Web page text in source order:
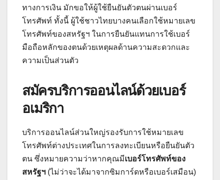
ทางการเงิน มักขอให้ผู้ใช้ยืนยันตัวตนผ่านเบอร์
โทรศัพท์ ทั้งนี้ ผู้ใช้ชาวไทยบางคนเลือกใช้หมายเลข
โทรศัพท์ของสหรัฐฯ ในการยืนยันแทนการใช้เบอร์
มือถือหลักของตนด้วยเหตุผลด้านความสะดวกและ
ความเป็นส่วนตัว
สมัครบริการออนไลน์ด้วยเบอร์
อเมริกา
บริการออนไลน์ส่วนใหญ่รองรับการใช้หมายเลข
โทรศัพท์ต่างประเทศในการลงทะเบียนหรือยืนยันตัว
ตน ซึ่งหมายความว่าหากคุณมีเบอร์โทรศัพท์ของ
สหรัฐฯ (ไม่ว่าจะได้มาจากซิมการ์ดหรือเบอร์เสมือน)